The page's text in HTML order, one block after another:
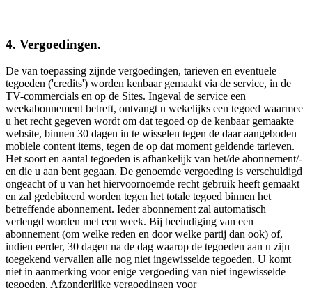
4. Vergoedingen.
De van toepassing zijnde vergoedingen, tarieven en eventuele
tegoeden ('credits') worden kenbaar gemaakt via de service, in de
TV-commercials en op de Sites. Ingeval de service een
weekabonnement betreft, ontvangt u wekelijks een tegoed waarmee
u het recht gegeven wordt om dat tegoed op de kenbaar gemaakte
website, binnen 30 dagen in te wisselen tegen de daar aangeboden
mobiele content items, tegen de op dat moment geldende tarieven.
Het soort en aantal tegoeden is afhankelijk van het/de abonnement/-
en die u aan bent gegaan. De genoemde vergoeding is verschuldigd
ongeacht of u van het hiervoornoemde recht gebruik heeft gemaakt
en zal gedebiteerd worden tegen het totale tegoed binnen het
betreffende abonnement. Ieder abonnement zal automatisch
verlengd worden met een week. Bij beeindiging van een
abonnement (om welke reden en door welke partij dan ook) of,
indien eerder, 30 dagen na de dag waarop de tegoeden aan u zijn
toegekend vervallen alle nog niet ingewisselde tegoeden. U komt
niet in aanmerking voor enige vergoeding van niet ingewisselde
tegoeden. Afzonderlijke vergoedingen voor